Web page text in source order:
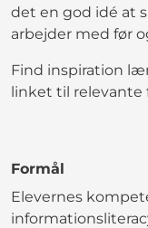
det en god idé at
arbejder med før
Find inspiration
linket til relevante
Formål
Elevernes